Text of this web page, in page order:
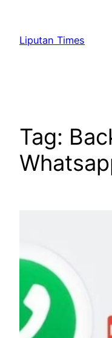
content
Liputan Times
Tag: